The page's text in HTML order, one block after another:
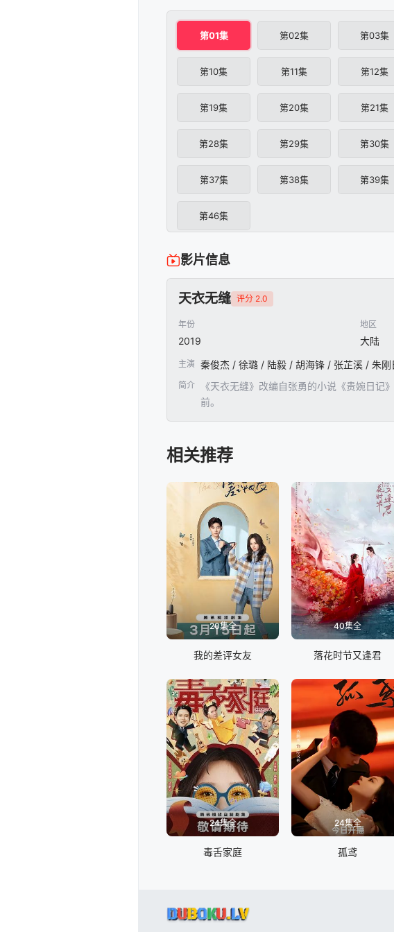
第01集 第02集 第03集
第10集 第11集 第12集
第19集 第20集 第21集
第28集 第29集 第30集
第37集 第38集 第39集
第46集
影片信息
天衣无缝 评分 2.0
年份
2019
地区
大陆
主演
简介
《天衣无缝》改编自张勇的小说《贵婉日记
前。
相关推荐
20集全
我的差评女友
40集全
落花时节又逢君
24集全
毒舌家庭
24集全
孤鸢